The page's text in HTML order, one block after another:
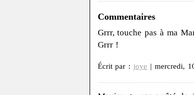
Commentaires
Grrr, touche pas à ma
Grrr !
Écrit par : joye | mercredi,